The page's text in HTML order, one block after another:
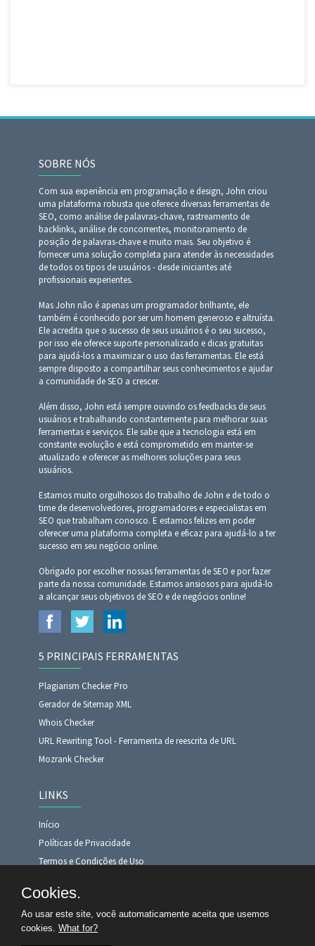
SOBRE NÓS
Com sua experiência em programação e design, John criou
uma plataforma robusta que oferece diversas ferramentas de
SEO, como análise de palavras-chave, rastreamento de
backlinks, análise de concorrentes, monitoramento de
posição de palavras-chave e muito mais. Seu objetivo é
fornecer uma solução completa para atender às necessidades
de todos os tipos de usuários - desde iniciantes até
profissionais experientes.
Mas John não é apenas um programador brilhante, ele
também é conhecido por ser um homem generoso e altruísta.
Ele acredita que o sucesso de seus usuários é o seu sucesso,
por isso ele oferece suporte personalizado e dicas gratuitas
para ajudá-los a maximizar o uso das ferramentas. Ele está
sempre disposto a compartilhar seus conhecimentos e ajudar
a comunidade de SEO a crescer.
Além disso, John está sempre ouvindo os feedbacks de seus
usuários e trabalhando constantemente para melhorar suas
ferramentas e serviços. Ele sabe que a tecnologia está em
constante evolução e está comprometido em manter-se
atualizado e oferecer as melhores soluções para seus
usuários.
Estamos muito orgulhosos do trabalho de John e de todo o
time de desenvolvedores, programadores e especialistas em
SEO que trabalham conosco. E estamos felizes em poder
oferecer uma plataforma completa e eficaz para ajudá-lo a ter
sucesso em seu negócio online.
Obrigado por escolher nossas ferramentas de SEO e por fazer
parte da nossa comunidade. Estamos ansiosos para ajudá-lo
a alcançar seus objetivos de SEO e de negócios online!
5 PRINCIPAIS FERRAMENTAS
Plagiarism Checker Pro
Gerador de Sitemap XML
Whois Checker
URL Rewriting Tool - Ferramenta de reescrita de URL
Mozrank Checker
LINKS
Início
Políticas de Privacidade
Termos e Condições de Uso
Analisador de SEO GRÁTIS
Contate-Nos
Sobre-nos
Cookies.
Ao usar este site, você automaticamente aceita que usemos
cookies. What for?